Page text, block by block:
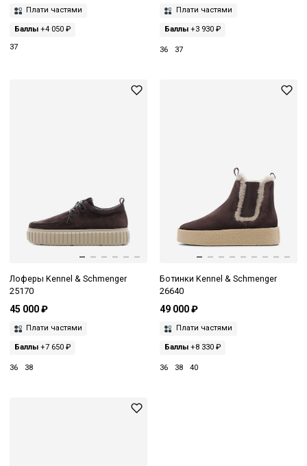
Плати частями
Баллы +4 050 ₽
37
Плати частями
Баллы+3 930 ₽
36 37
Лоферы Kennel & Schmenger
25170
45 000 ₽
Плати частями
Баллы +7 650 ₽
36 38
Ботинки Kennel & Schmenger
26640
49 000 ₽
Плати частями
Баллы+8 330 ₽
36 38 40